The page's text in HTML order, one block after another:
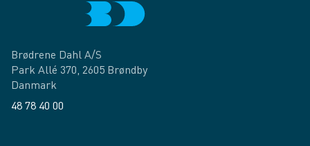
Brødrene Dahl A/S
Park Allé 370, 2605 Brøndby
Danmark
48 78 40 00